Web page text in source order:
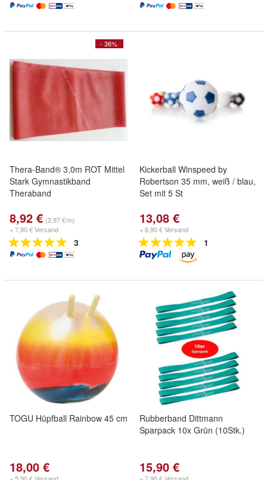
- 36%
Thera-Band® 3,0m ROT Mittel
Stark Gymnastikband
Theraband
8,92 € (2,97 €/m)
+ 7,90 € Versand
3
Kickerball Winspeed by
Robertson 35 mm, weiß / blau,
Set mit 5 St
13,08 €
+ 6,90 € Versand
1
TOGU Hüpfball Rainbow 45 cm
18,00 €
Rubberband Dittmann
Sparpack 10x Grün (10Stk.)
15,90 €